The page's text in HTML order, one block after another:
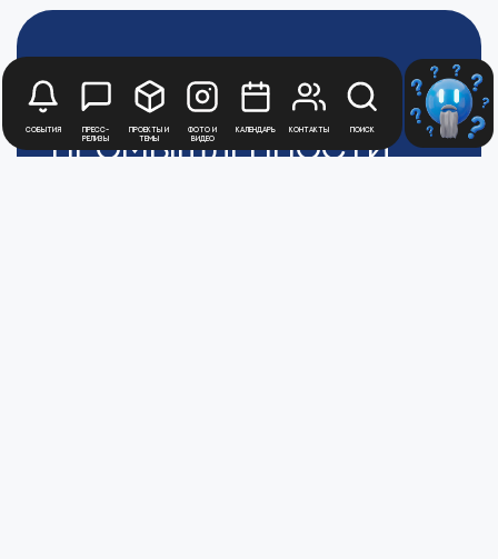
События
Пресс-
релизы
Проекты и
темы
Фото и
видео
Календарь Контакты Поиск
Медиацентр
Атомной
Промышленности